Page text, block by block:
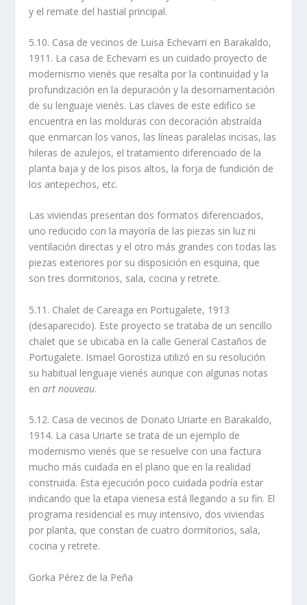
y el remate del hastial principal.
5.10. Casa de vecinos de Luisa Echevarri en Barakaldo,
1911. La casa de Echevarri es un cuidado proyecto de
modernismo vienés que resalta por la continuidad y la
profundización en la depuración y la desornamentación
de su lenguaje vienés. Las claves de este edifico se
encuentra en las molduras con decoración abstraí­da
que enmarcan los vanos, las lí­neas paralelas incisas, las
hileras de azulejos, el tratamiento diferenciado de la
planta baja y de los pisos altos, la forja de fundición de
los antepechos, etc.
Las viviendas presentan dos formatos diferenciados,
uno reducido con la mayorí­a de las piezas sin luz ni
ventilación directas y el otro más grandes con todas las
piezas exteriores por su disposición en esquina, que
son tres dormitorios, sala, cocina y retrete.
5.11. Chalet de Careaga en Portugalete, 1913
(desaparecido). Este proyecto se trataba de un sencillo
chalet que se ubicaba en la calle General Castaños de
Portugalete. Ismael Gorostiza utilizó en su resolución
su habitual lenguaje vienés aunque con algunas notas
enart nouveau.
5.12. Casa de vecinos de Donato Uriarte en Barakaldo,
1914. La casa Uriarte se trata de un ejemplo de
modernismo vienés que se resuelve con una factura
mucho más cuidada en el plano que en la realidad
construida. Esta ejecución poco cuidada podrí­a estar
indicando que la etapa vienesa está llegando a su fin. El
programa residencial es muy intensivo, dos viviendas
por planta, que constan de cuatro dormitorios, sala,
cocina y retrete.
Gorka Pérez de la Peña